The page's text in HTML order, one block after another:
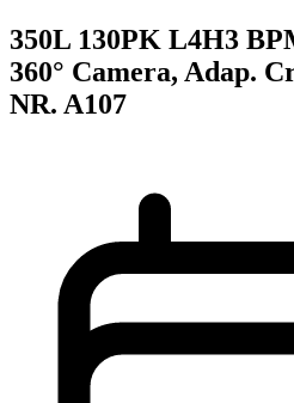
350L 130PK L4H3
360° Camera, Adap.
NR. A107